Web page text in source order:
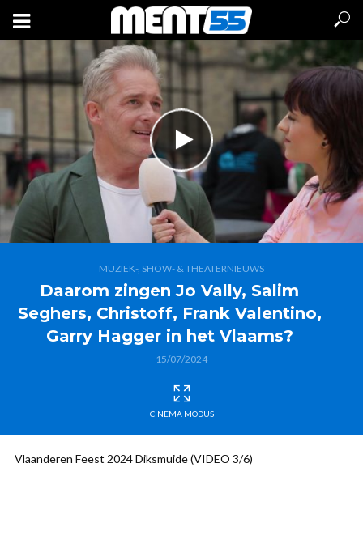
MUZIEK-, SHOW- & THEATERNIEUWS
Daarom zingen Jo Vally, Salim
Seghers, Christoff, Frank Valentino,
Garry Hagger in het Vlaams?
15/07/2024
CINEMA MODUS
Vlaanderen Feest 2024 Diksmuide (VIDEO 3/6)